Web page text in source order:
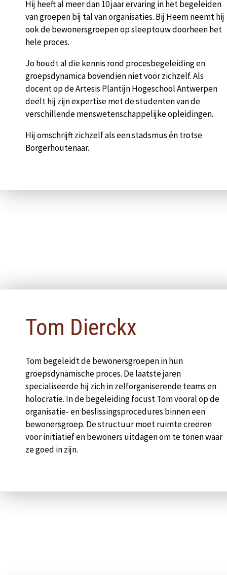
Hij heeft al meer dan 10 jaar ervaring in het begeleiden
van groepen bij tal van organisaties. Bij Heem neemt hij
ook de bewonersgroepen op sleeptouw doorheen het
hele proces.
Jo houdt al die kennis rond procesbegeleiding en
groepsdynamica bovendien niet voor zichzelf. Als
docent op de Artesis Plantijn Hogeschool Antwerpen
deelt hij zijn expertise met de studenten van de
verschillende menswetenschappelijke opleidingen.
Hij omschrijft zichzelf als een stadsmus én trotse
Borgerhoutenaar.
Tom Dierckx
Tom begeleidt de bewonersgroepen in hun
groepsdynamische proces. De laatste jaren
specialiseerde hij zich in zelforganiserende teams en
holocratie. In de begeleiding focust Tom vooral op de
organisatie- en beslissingsprocedures binnen een
bewonersgroep. De structuur moet ruimte creëren
voor initiatief en bewoners uitdagen om te tonen waar
ze goed in zijn.